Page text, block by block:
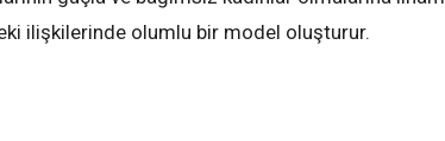
ilişkilerinde olumlu bir model oluşturur.